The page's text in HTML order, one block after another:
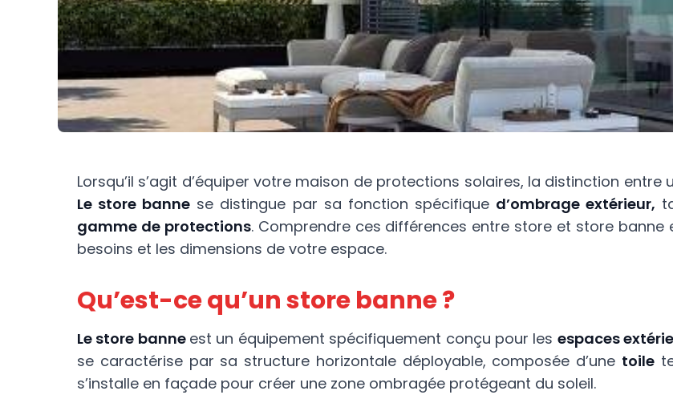
Lorsqu’il s’agit d’équiper votre maison de protections solaires, la distinction
Le store banne se distingue par sa fonction spécifique d’ombrage extérieur,
gamme de protections. Comprendre ces différences entre store et store
besoins et les dimensions de votre espace.
Qu’est-ce qu’un store banne ?
Le store banne est un équipement spécifiquement conçu pour les espaces
se caractérise par sa structure horizontale déployable, composée d’une toile
s’installe en façade pour créer une zone ombragée protégeant du soleil.